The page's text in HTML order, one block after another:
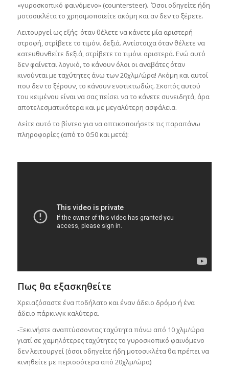
«γυροσκοπικό φαινόμενο» (countersteer). Όσοι οδηγείτε ήδη
μοτοσικλέτα το χρησιμοποιείτε ακόμη και αν δεν το ξέρετε.
Λειτουργεί ως εξής: όταν θέλετε να κάνετε μία αριστερή
στροφή, στρίβετε το τιμόνι δεξιά. Αντίστοιχα όταν θέλετε να
κατευθυνθείτε δεξιά, στρίβετε το τιμόνι αριστερά. Ενώ αυτό
δεν φαίνεται λογικό, το κάνουν όλοι οι αναβάτες όταν
κινούνται με ταχύτητες άνω των 20χλμ/ώρα! Ακόμη και αυτοί
που δεν το ξέρουν, το κάνουν ενστικτωδώς. Σκοπός αυτού
του κειμένου είναι να σας πείσει να το κάνετε συνειδητά, άρα
αποτελεσματικότερα και με μεγαλύτερη ασφάλεια.
Δείτε αυτό το βίντεο για να οπτικοποιήσετε τις παραπάνω
πληροφορίες (από το 0:50 και μετά):
Πως θα εξασκηθείτε
Χρειαζόσαστε ένα ποδήλατο και έναν άδειο δρόμο ή ένα
άδειο πάρκινγκ καλύτερα.
-Ξεκινήστε αναπτύσσοντας ταχύτητα πάνω από 10 χλμ/ώρα
γιατί σε χαμηλότερες ταχύτητες το γυροσκοπικό φαινόμενο
δεν λειτουργεί (όσοι οδηγείτε ήδη μοτοσικλέτα θα πρέπει να
κινηθείτε με περισσότερα από 20χλμ/ώρα)